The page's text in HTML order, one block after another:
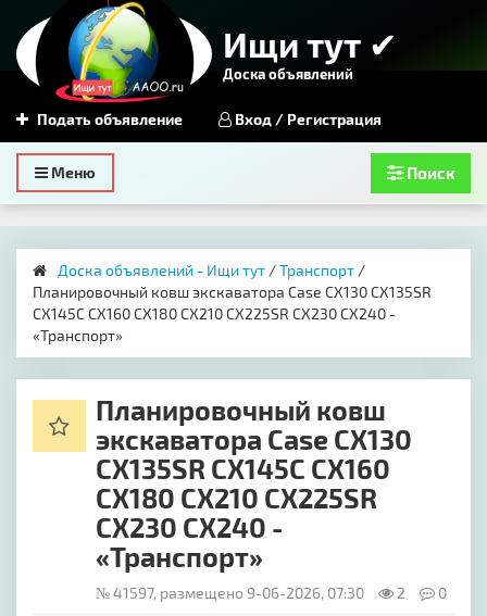
Ищи тут ✔
Доска объявлений
Подать объявление Вход / Регистрация
Toggle
navigation
Меню Поиск
Доска объявлений - Ищи тут /Транспорт / ​
Планировочный ковш экскаватора Case CX130 CX135SR
CX145C CX160 CX180 CX210 CX225SR CX230 CX240 -
«Транспорт»
​Планировочный ковш
экскаватора Case CX130
CX135SR CX145C CX160
CX180 CX210 CX225SR
CX230 CX240 -
«Транспорт»
№ 41597, размещено 9-06-2026, 07:30 2 0